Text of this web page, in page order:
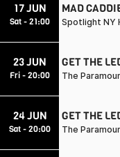
17 JUN
Sat - 21:00
MAD
Spotlight NY
23 JUN
Fri - 20:00
GET THE
The
24 JUN
Sat - 20:00
GET THE
The